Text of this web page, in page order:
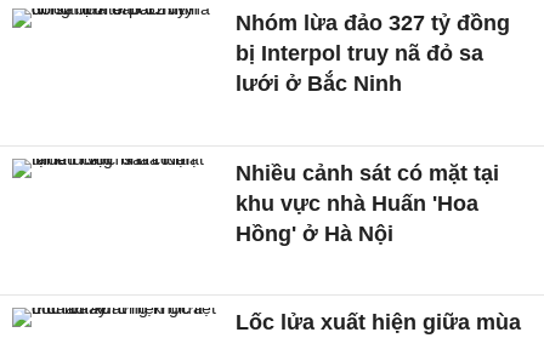
Nhóm lừa đảo 327 tỷ đồng
bị Interpol truy nã đỏ sa
lưới ở Bắc Ninh
Nhiều cảnh sát có mặt tại
khu vực nhà Huấn 'Hoa
Hồng' ở Hà Nội
Lốc lửa xuất hiện giữa mùa